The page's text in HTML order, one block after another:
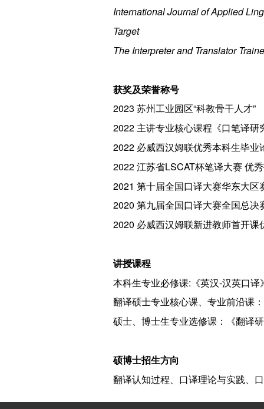
International Journal of Applied
Target
The Interpreter and Translator
获奖及荣誉称号
2023 苏州工业园区“科教骨干人才”
2022 主讲专业核心课程《口笔译研
2022 必威西汉姆联优秀本科生毕业
2022 江苏省LSCAT杯笔译大赛 优
2021 第十届全国口译大赛华东大
2020 第九届全国口译大赛全国总
2020 必威西汉姆联新进教师首开课
讲授课程
本科生专业必修课:《英汉-汉英口译
翻译硕士专业核心课、专业前沿课
硕士、博士生专业选修课：《翻译
硕博士招生方向
翻译认知过程、口译理论与实践、